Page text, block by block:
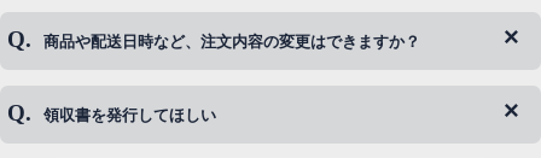
※発送後、発送準備が完了しお手続きが間に合わない場合は変更、
◆代金引換・クレジットカード・携帯キャリア決済・おねだり決
商品や配送日時など、注文内容の変更はできますか？
◆商品発送前の変更は承っております。
領収書を発行してほしい